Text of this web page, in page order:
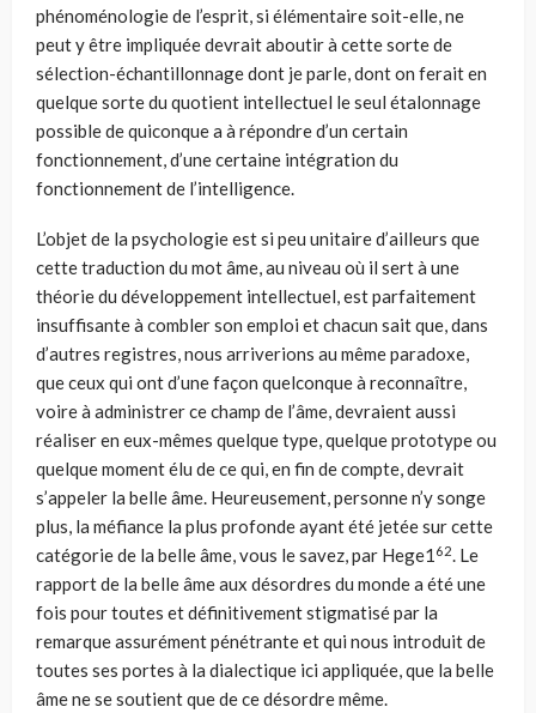
phénoménologie de l’esprit, si élémentaire soit-elle, ne
peut y être impliquée devrait aboutir à cette sorte de
sélection-échantillonnage dont je parle, dont on ferait en
quelque sorte du quotient intellectuel le seul éta­lonnage
possible de quiconque a à répondre d’un certain
fonctionnement, d’une certaine intégration du
fonctionnement de l’intelligence.
L’objet de la psychologie est si peu unitaire d’ailleurs que
cette traduction du mot âme, au niveau où il sert à une
théorie du développement intellectuel, est parfaitement
insuffisante à combler son emploi et chacun sait que, dans
d’autres registres, nous arriverions au même paradoxe,
que ceux qui ont d’une façon quelconque à reconnaître,
voire à administrer ce champ de l’âme, devraient aussi
réaliser en eux-mêmes quelque type, quelque prototype ou
quelque moment élu de ce qui, en fin de compte, devrait
s’appeler la belle âme. Heureusement, personne n’y songe
plus, la méfiance la plus profonde ayant été jetée sur cette
catégorie de la belle âme, vous le savez, par Hege1 62. Le
rapport de la belle âme aux désordres du monde a été une
fois pour toutes et définitive­ment stigmatisé par la
remarque assurément pénétrante et qui nous introduit de
toutes ses portes à la dialectique ici appliquée, que la belle
âme ne se soutient que de ce désordre même.